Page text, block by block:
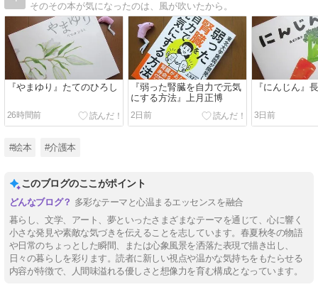
そのその本が気になったのは、風が吹いたから。
『やまゆり』たてのひろし
26時間前
『弱った腎臓を自力で元気
にする方法』上月正博
2日前
『にんじん』
3日前
#絵本 #介護本
このブログのここがポイント
多彩なテーマと心温まるエッセンスを融合
暮らし、文学、アート、夢といったさまざまなテーマを通じて、心に響く
小さな発見や素敵な気づきを伝えることを志しています。春夏秋冬の物語
や日常のちょっとした瞬間、または心象風景を洒落た表現で描き出し、
日々の暮らしを彩ります。読者に新しい視点や温かな気持ちをもたらせる
内容が特徴で、人間味溢れる優しさと想像力を育む構成となっています。